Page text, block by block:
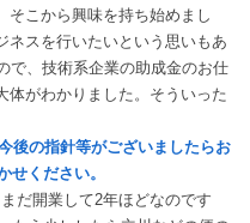
そこから興味を持ち始めまし
ネスを行いたいという思いもあ
で、技術系企業の助成金のお仕
体がわかりました。そういった
後の指針等がございましたらお
せください。
だ開業して2年ほどなのです